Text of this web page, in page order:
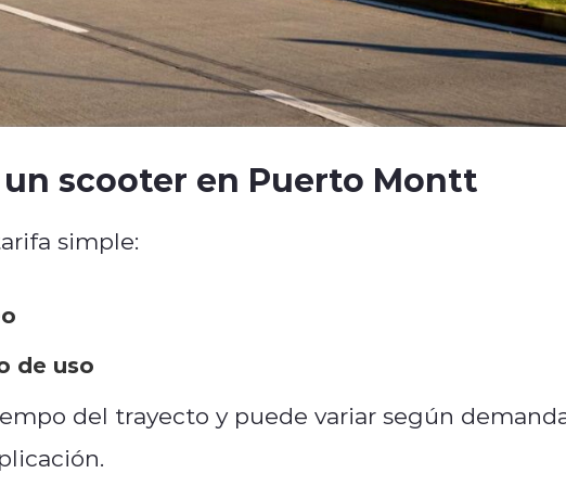
scooter en Puerto Montt
simple:
de uso
del trayecto y puede variar según